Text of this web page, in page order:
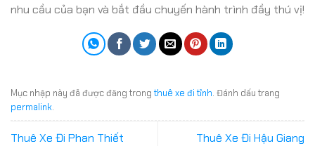
nhu cầu của bạn và bắt đầu chuyến hành trình đầy thú vị!
Mục nhập này đã được đăng trongthuê xe đi tỉnh. Đánh dấu trang
permalink.
Thuê Xe Đi Phan Thiết Thuê Xe Đi Hậu Giang